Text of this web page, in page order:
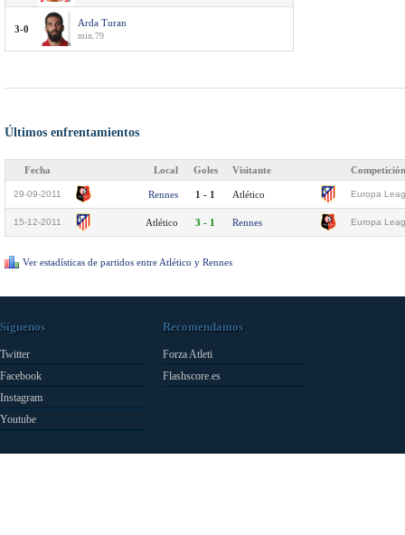
3-0
Arda Turan
min.79
Últimos enfrentamientos
Fecha Local Goles Visitante Competición
29-09-2011 Rennes 1 - 1 Atlético Europa
15-12-2011 Atlético 3 - 1 Rennes Europa
Ver estadísticas de partidos entre Atlético y Rennes
Síguenos
Twitter
Facebook
Instagram
Youtube
Recomendamos
Forza Atleti
Flashscore.es